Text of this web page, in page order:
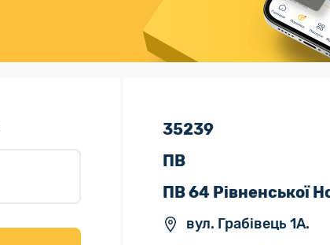
Валютно-обмінні операції
35239
ПВ
ПВ 64 Рівненської
вул. Грабівець 1А.